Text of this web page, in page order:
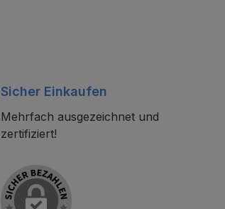
Sicher Einkaufen
Mehrfach ausgezeichnet und
zertifiziert!